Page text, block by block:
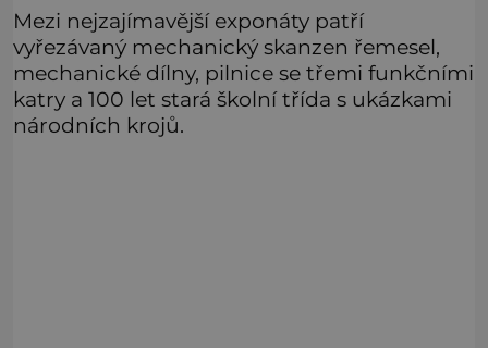
Mezi nejzajímavější exponáty patří
vyřezávaný mechanický skanzen řemesel,
mechanické dílny, pilnice se třemi funkčními
katry a 100 let stará školní třída s ukázkami
národních krojů.